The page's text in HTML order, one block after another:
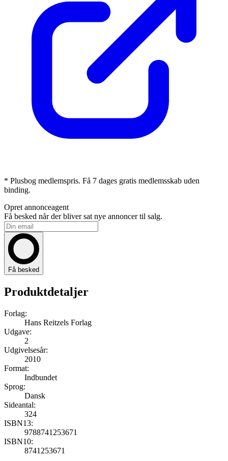
* Plusbog medlemspris. Få 7 dages gratis medlemsskab uden
binding.
Opret annonceagent
Få besked når der bliver sat nye annoncer til salg.
Få besked
Produktdetaljer
Forlag:
Hans Reitzels Forlag
Udgave:
2
Udgivelsesår:
2010
Format:
Indbundet
Sprog:
Dansk
Sideantal:
324
ISBN13:
9788741253671
ISBN10:
8741253671